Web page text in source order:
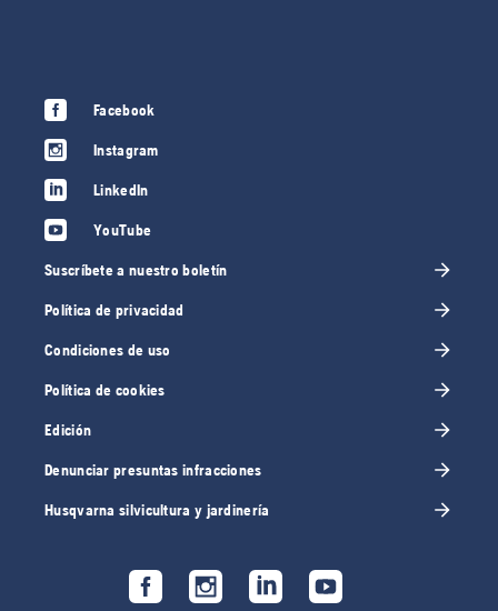
Facebook
Instagram
LinkedIn
YouTube
Suscríbete a nuestro boletín
Política de privacidad
Condiciones de uso
Política de cookies
Edición
Denunciar presuntas infracciones
Husqvarna silvicultura y jardinería